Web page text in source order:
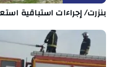
بنزرت/ إجراءات استباقية